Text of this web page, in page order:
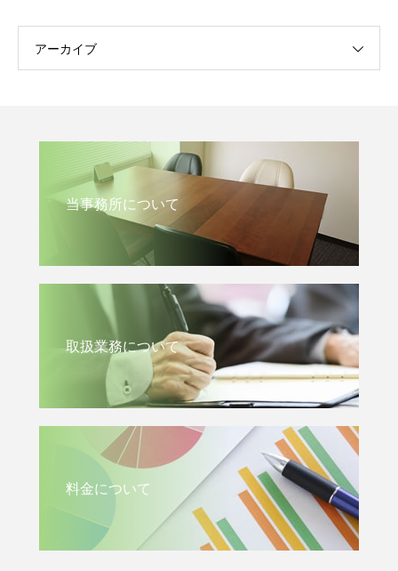
アーカイブ
当事務所について
取扱業務について
料金について